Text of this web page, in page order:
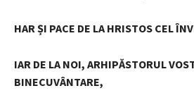
HAR ȘI PACE DE LA HRISTOS CEL
IAR DE LA NOI, ARHIPĂSTORUL
BINECUVÂNTARE,